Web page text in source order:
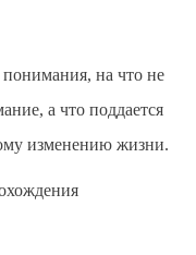
на что не
а что поддается
изменению жизни.